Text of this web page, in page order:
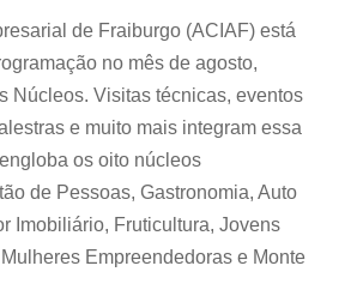
de Fraiburgo (ACIAF) está
no mês de agosto,
Núcleos. Visitas técnicas, eventos
e muito mais integram essa
os oito núcleos
de Pessoas, Gastronomia, Auto
Imobiliário, Fruticultura, Jovens
Empreendedoras e Monte